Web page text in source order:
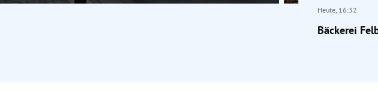
Heute, 16:32
Bäckerei